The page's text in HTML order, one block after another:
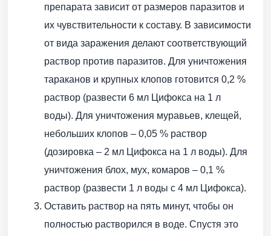
препарата зависит от размеров паразитов и
их чувствительности к составу. В зависимости
от вида заражения делают соответствующий
раствор против паразитов. Для уничтожения
тараканов и крупных клопов готовится 0,2 %
раствор (развести 6 мл Цифокса на 1 л
воды). Для уничтожения муравьев, клещей,
небольших клопов – 0,05 % раствор
(дозировка – 2 мл Цифокса на 1 л воды). Для
уничтожения блох, мух, комаров – 0,1 %
раствор (развести 1 л воды с 4 мл Цифокса).
Оставить раствор на пять минут, чтобы он
полностью растворился в воде. Спустя это